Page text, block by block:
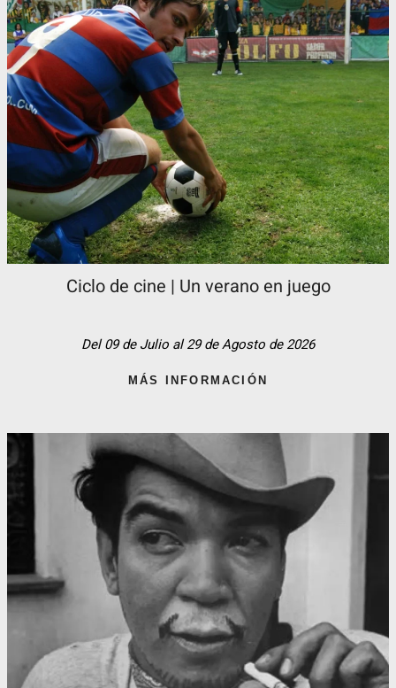
Ciclo de cine | Un verano en juego
Del 09 de Julio al 29 de Agosto de 2026
MÁS INFORMACIÓN